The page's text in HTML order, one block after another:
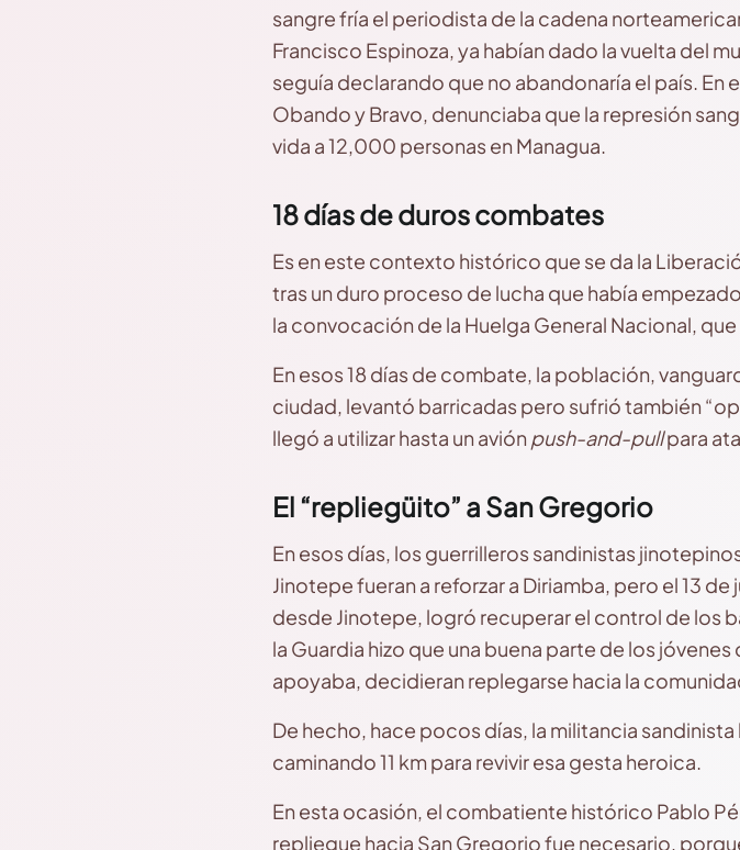
sangre fría el periodista de la cadena
Francisco Espinoza, ya habían dado la vuelta del
seguía declarando que no abandonaría el país. En
Obando y Bravo, denunciaba que la represión
vida a 12,000 personas en Managua.
18 días de duros combates
Es en este contexto histórico que se da la
tras un duro proceso de lucha que había
la convocación de la Huelga General Nacional,
En esos 18 días de combate, la población,
ciudad, levantó barricadas pero sufrió también
llegó a utilizar hasta un aviónpush-and-pullpara
El “repliegüito” a San Gregorio
En esos días, los guerrilleros sandinistas
Jinotepe fueran a reforzar a Diriamba, pero el 13
desde Jinotepe, logró recuperar el control de los
la Guardia hizo que una buena parte de los
apoyaba, decidieran replegarse hacia la
De hecho, hace pocos días, la militancia
caminando 11 km para revivir esa gesta heroica.
En esta ocasión, el combatiente histórico Pablo
repliegue hacia San Gregorio fue necesario,